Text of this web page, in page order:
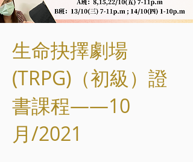
生命抉擇劇場
(TRPG)（初級）證
書課程——10
月/2021